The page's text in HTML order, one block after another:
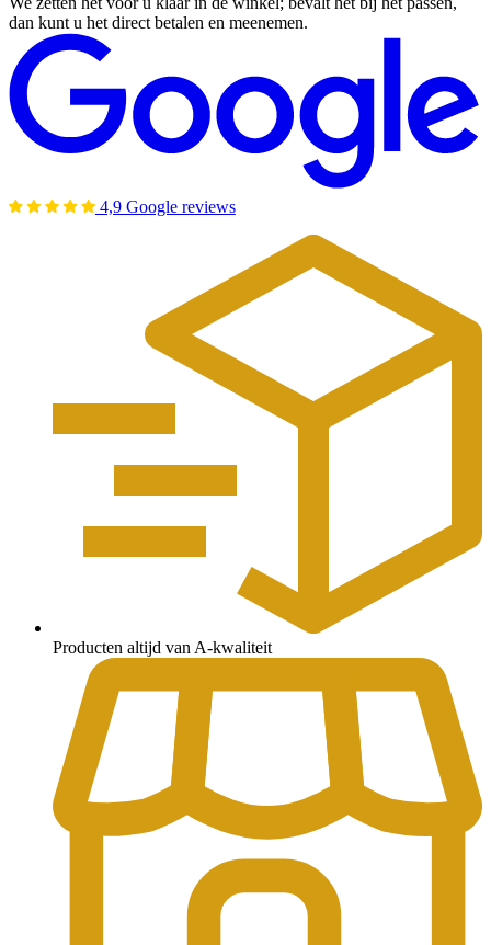
dan kunt u het direct betalen en meenemen.
4,9 Google reviews
Producten altijd van A-kwaliteit